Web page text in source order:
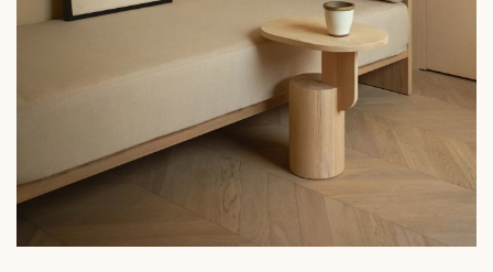
Nos conseillers sont disponibles au
28 79 01 41
VOUS AVEZ UN PROJET ?